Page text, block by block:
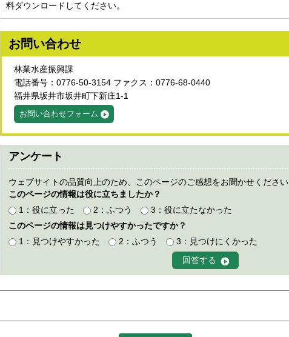
料ダウンロードしてください。
お問い合わせ
林業水産振興課
電話番号：0776-50-3154 ファクス：0776-68-0440
福井県坂井市坂井町下新庄1-1
お問い合わせフォーム
アンケート
ウェブサイトの品質向上のため、このページのご感想をお聞かせください
このページの情報は役に立ちましたか？
1：役に立った
2：ふつう
3：役に立たなかった
このページの情報は見つけやすかったですか？
1：見つけやすかった
2：ふつう 3：見つけにくかった